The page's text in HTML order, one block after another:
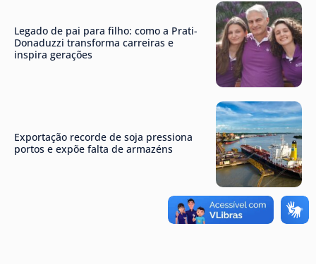
Legado de pai para filho: como a Prati-
Donaduzzi transforma carreiras e
inspira gerações
Exportação recorde de soja pressiona
portos e expõe falta de armazéns